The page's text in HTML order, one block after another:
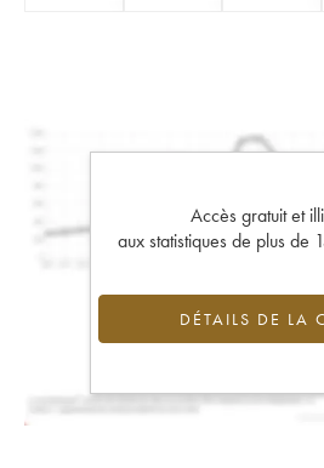
Accès gratuit et
aux statistiques de plus de
DÉTAILS DE LA